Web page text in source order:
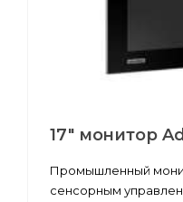
17" монитор
Промышленный
сенсорным